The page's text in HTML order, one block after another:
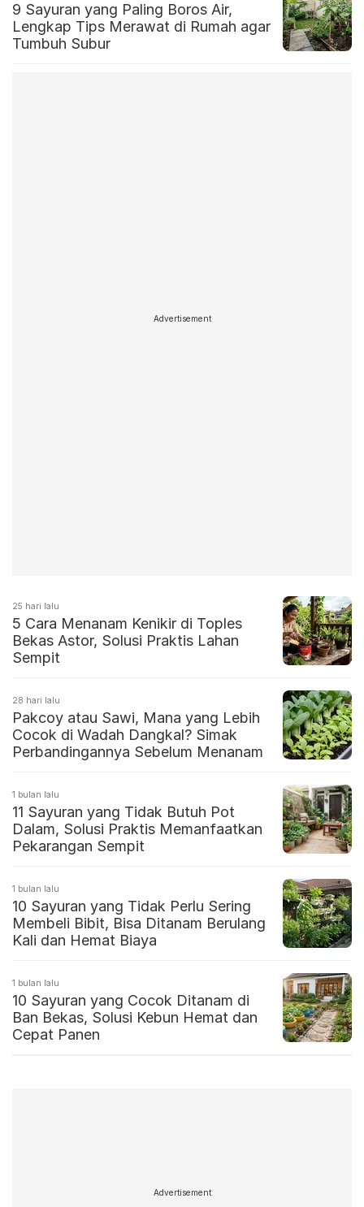
9 Sayuran yang Paling Boros Air,
Lengkap Tips Merawat di Rumah agar
Tumbuh Subur
Advertisement
25 hari lalu
5 Cara Menanam Kenikir di Toples
Bekas Astor, Solusi Praktis Lahan
Sempit
28 hari lalu
Pakcoy atau Sawi, Mana yang Lebih
Cocok di Wadah Dangkal? Simak
Perbandingannya Sebelum Menanam
1 bulan lalu
11 Sayuran yang Tidak Butuh Pot
Dalam, Solusi Praktis Memanfaatkan
Pekarangan Sempit
1 bulan lalu
10 Sayuran yang Tidak Perlu Sering
Membeli Bibit, Bisa Ditanam Berulang
Kali dan Hemat Biaya
1 bulan lalu
10 Sayuran yang Cocok Ditanam di
Ban Bekas, Solusi Kebun Hemat dan
Cepat Panen
Advertisement